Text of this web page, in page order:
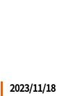
2023/11/18